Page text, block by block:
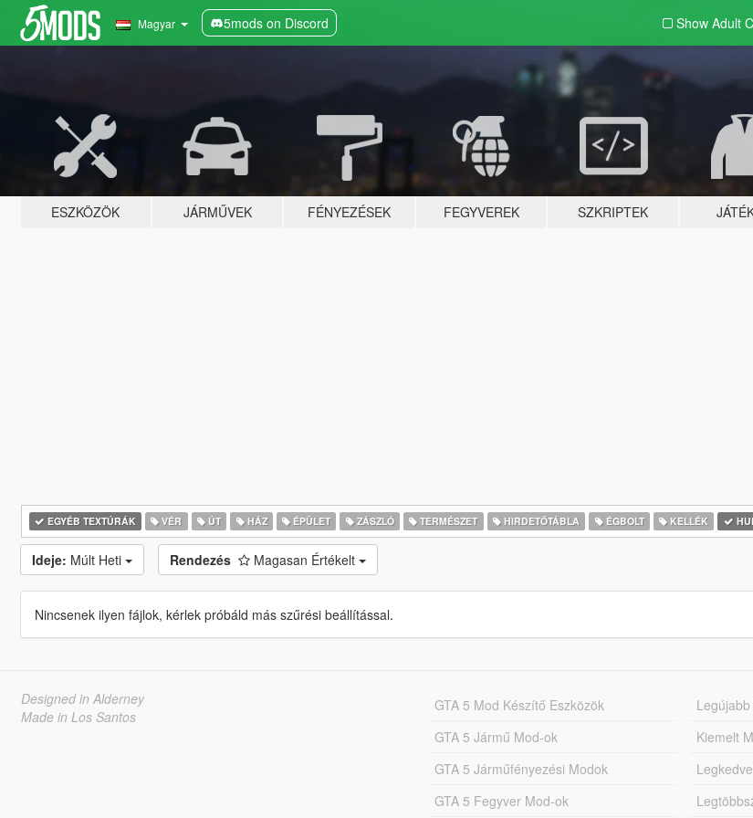
Magyar 5mods on Discord Show Adult
ESZKÖZÖK JÁRMŰVEK FÉNYEZÉSEK FEGYVEREK SZKRIPTEK
EGYÉB TEXTÚRÁK VÉR ÚT HÁZ ÉPÜLET ZÁSZLÓ TERMÉSZET HIRDETŐTÁBLA ÉGBOLT KELLÉK
Ideje: Múlt Heti Rendezés Magasan Értékelt
Nincsenek ilyen fájlok, kérlek próbáld más szűrési beállítással.
Designed in Alderney
Made in Los Santos
GTA 5 Mod Készítő Eszközök
GTA 5 Jármű Mod-ok
GTA 5 Járműfényezési Modok
GTA 5 Fegyver Mod-ok
Kiemelt